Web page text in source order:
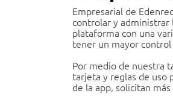
Empresarial de
controlar y administrar
plataforma con una
tener un mayor
Por medio de nuestra
tarjeta y reglas de uso
de la app, solicitan